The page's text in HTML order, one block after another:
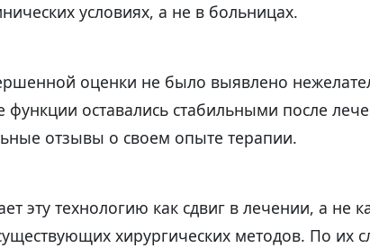
условиях, а не в больницах.
оценки не было выявлено
функции оставались стабильными после
отзывы о своем опыте терапии.
эту технологию как сдвиг в лечении, а не
хирургических методов. По их